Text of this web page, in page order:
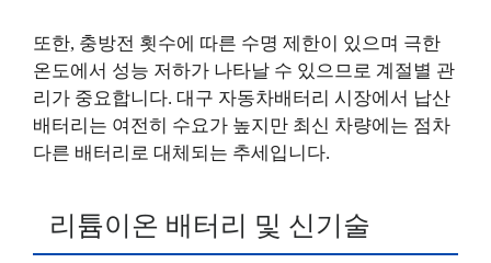
또한, 충방전 횟수에 따른 수명 제한이 있으며 극한
온도에서 성능 저하가 나타날 수 있으므로 계절별 관
리가 중요합니다. 대구 자동차배터리 시장에서 납산
배터리는 여전히 수요가 높지만 최신 차량에는 점차
다른 배터리로 대체되는 추세입니다.
리튬이온 배터리 및 신기술